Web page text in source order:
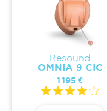
Resound
OMNIA 9 CIC
1 195 €